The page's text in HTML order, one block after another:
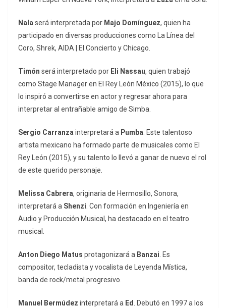
Nala será interpretada por Majo Domínguez, quien ha
participado en diversas producciones como La Línea del
Coro, Shrek, AIDA | El Concierto y Chicago.
Timón será interpretado por Eli Nassau, quien trabajó
como Stage Manager en El Rey León México (2015), lo que
lo inspiró a convertirse en actor y regresar ahora para
interpretar al entrañable amigo de Simba.
Sergio Carranza interpretará a Pumba . Este talentoso
artista mexicano ha formado parte de musicales como El
Rey León (2015), y su talento lo llevó a ganar de nuevo el rol
de este querido personaje.
Melissa Cabrera, originaria de Hermosillo, Sonora,
interpretará a Shenzi . Con formación en Ingeniería en
Audio y Producción Musical, ha destacado en el teatro
musical.
Anton Diego Matus protagonizará a Banzai . Es
compositor, tecladista y vocalista de Leyenda Mística,
banda de rock/metal progresivo.
Manuel Bermúdez interpretará a Ed
. Debutó en 1997 a los